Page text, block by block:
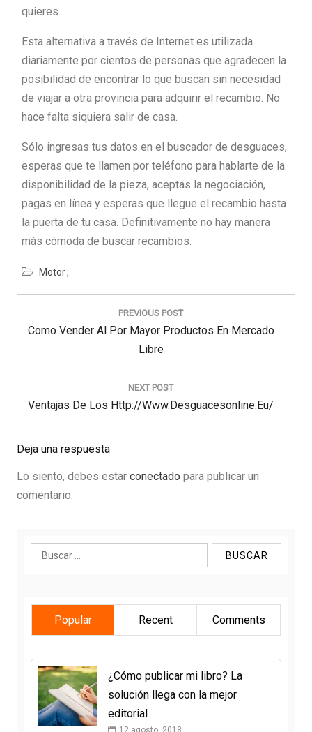
quieres.
Esta alternativa a través de Internet es utilizada
diariamente por cientos de personas que agradecen la
posibilidad de encontrar lo que buscan sin necesidad
de viajar a otra provincia para adquirir el recambio. No
hace falta siquiera salir de casa.
Sólo ingresas tus datos en el buscador de desguaces,
esperas que te llamen por teléfono para hablarte de la
disponibilidad de la pieza, aceptas la negociación,
pagas en línea y esperas que llegue el recambio hasta
la puerta de tu casa. Definitivamente no hay manera
más cómoda de buscar recambios.
Motor
PREVIOUS POST
Previous
Como Vender Al Por Mayor Productos En Mercado
Libre
NEXT POST
Next
Post:
Ventajas De Los Http://www.desguacesonline.eu/
Deja una respuesta
Lo siento, debes estar conectado para publicar un
comentario.
Buscar:
Popular Recent Comments
¿Cómo publicar mi libro? La
solución llega con la mejor
editorial
12 agosto, 2018